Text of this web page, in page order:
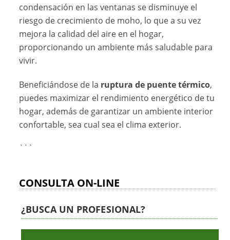
condensación en las ventanas se disminuye el
riesgo de crecimiento de moho, lo que a su vez
mejora la calidad del aire en el hogar,
proporcionando un ambiente más saludable para
vivir.
Beneficiándose de la ruptura de puente térmico,
puedes maximizar el rendimiento energético de tu
hogar, además de garantizar un ambiente interior
confortable, sea cual sea el clima exterior.
```
CONSULTA ON-LINE
¿BUSCA UN PROFESIONAL?